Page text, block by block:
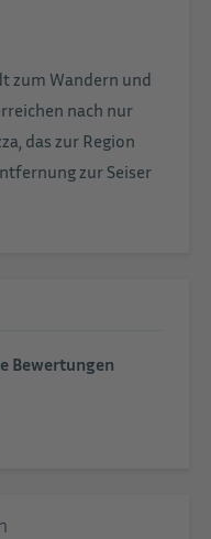
zum Wandern und
nach nur
das zur Region
zur Seiser
Bewertungen